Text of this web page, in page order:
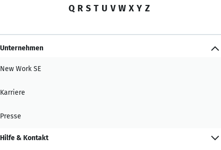
Q R S T U V W X Y Z
Unternehmen
New Work SE
Karriere
Presse
Hilfe & Kontakt